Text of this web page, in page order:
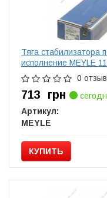
Тяга стабилизатора
исполнение MEYLE
0
713 грн
Артикул:
MEYLE
КУПИТЬ